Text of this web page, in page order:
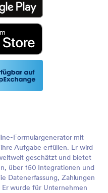
Formulargenerator mit
Aufgabe erfüllen. Er wird
geschätzt und bietet
über 150 Integrationen und
Datenerfassung, Zahlungen
wurde für Unternehmen